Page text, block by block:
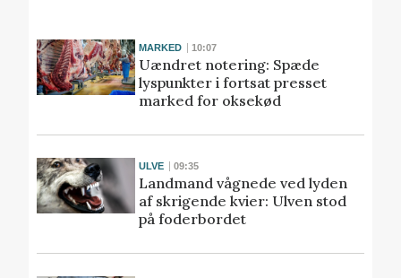
MARKED 10:07
Uændret notering: Spæde
lyspunkter i fortsat presset
marked for oksekød
ULVE 09:35
Landmand vågnede ved lyden
af skrigende kvier: Ulven stod
på foderbordet